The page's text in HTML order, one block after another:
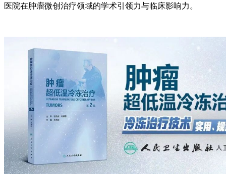
医院在肿瘤微创治疗领域的学术引领力与临床影响力。